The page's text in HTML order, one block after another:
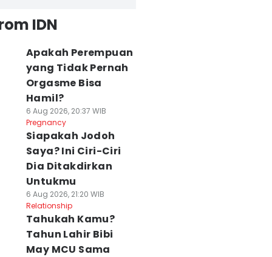
IDN
Apakah Perempuan
yang Tidak Pernah
Orgasme Bisa
Hamil?
6 Aug 2026, 20:37 WIB
Pregnancy
Siapakah Jodoh
Saya? Ini Ciri-Ciri
Dia Ditakdirkan
Untukmu
6 Aug 2026, 21:20 WIB
Relationship
Tahukah Kamu?
Tahun Lahir Bibi
May MCU Sama